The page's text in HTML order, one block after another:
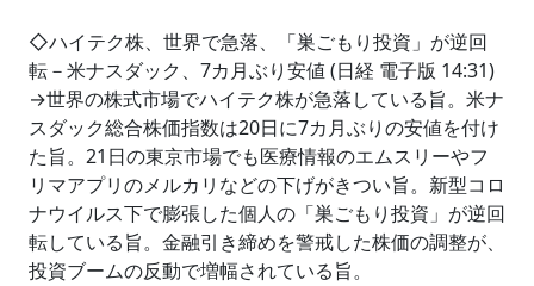
◇ハイテク株、世界で急落、「巣ごもり投資」が逆回
転－米ナスダック、7カ月ぶり安値 (日経 電子版 14:31)
→世界の株式市場でハイテク株が急落している旨。米ナ
スダック総合株価指数は20日に7カ月ぶりの安値を付け
た旨。21日の東京市場でも医療情報のエムスリーやフ
リマアプリのメルカリなどの下げがきつい旨。新型コロ
ナウイルス下で膨張した個人の「巣ごもり投資」が逆回
転している旨。金融引き締めを警戒した株価の調整が、
投資ブームの反動で増幅されている旨。